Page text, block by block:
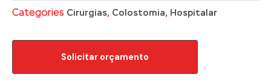
Categories Cirurgias, Colostomia, Hospitalar
Solicitar orçamento